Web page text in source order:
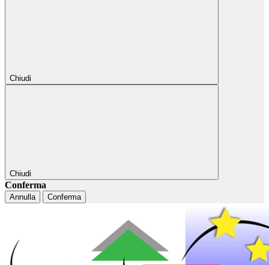
Chiudi
Chiudi
Conferma
Annulla Conferma